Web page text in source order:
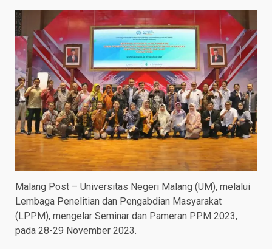
Malang Post – Universitas Negeri Malang (UM), melalui
Lembaga Penelitian dan Pengabdian Masyarakat
(LPPM), mengelar Seminar dan Pameran PPM 2023,
pada 28-29 November 2023.